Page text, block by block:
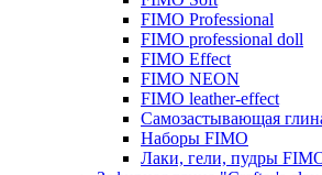
FIMO Professional
FIMO professional doll
FIMO Effect
FIMO NEON
FIMO leather-effect
Самозастывающая
Наборы FIMO
Лаки, гели, пудры